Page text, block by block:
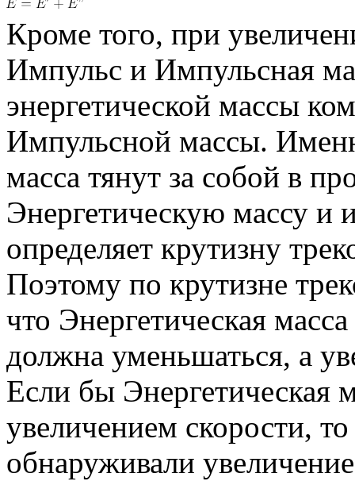
Кроме того, при
Импульс и Импульсная
энергетической массы
Импульсной массы.
масса тянут за собой в
Энергетическую массу и
определяет крутизну
Поэтому по крутизне
что Энергетическая
должна уменьшаться, а
Если бы Энергетическая
увеличением скорости,
обнаруживали